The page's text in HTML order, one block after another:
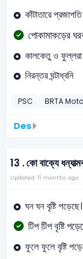
কাঁটাতারে প্রজাপতি
পোকামাকড়ের
কালকেতু ও ফুল্লরা
নিরন্তর ঘন্টাধ্বনি
PSC BRTA
Des
13 .কো বাক্যে
Updated: 11 months ago
ঘন ঘন বৃষ্টি পড়েছে।
টিপ টিপ বৃষ্টি
ফুলে ফুলে বৃষ্টি